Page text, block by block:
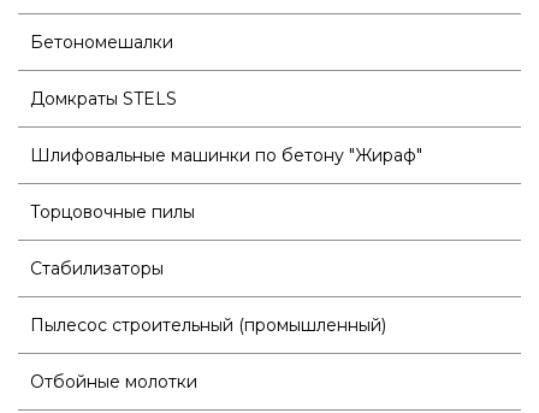
Бетономешалки
Домкраты STELS
Шлифовальные машинки по бетону "Жираф"
Торцовочные пилы
Стабилизаторы
Пылесос строительный (промышленный)
Отбойные молотки